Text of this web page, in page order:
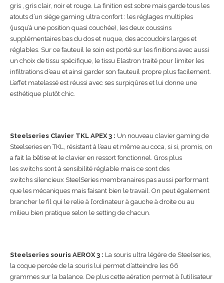
gris , gris clair, noir et rouge. La finition est sobre mais garde tous les
atouts d’un siège gaming ultra confort : les réglages multiples
(jusqu’à une position quasi couchée), les deux coussins
supplémentaires bas du dos et nuque, des accoudoirs larges et
réglables. Sur ce fauteuil le soin est porté sur les finitions avec aussi
un choix de tissu spécifique, le tissu Elastron traité pour limiter les
infiltrations d’eau et ainsi garder son fauteuil propre plus facilement.
L’effet matelassé est réussi avec ses surpiqûres et lui donne une
esthétique plutôt chic.
Steelseries Clavier TKL APEX 3 : Un nouveau clavier gaming de
Steelseries en TKL, résistant à l’eau et même au coca, si si, promis, on
a fait la bêtise et le clavier en ressort fonctionnel. Gros plus
les switchs sont à sensibilité réglable mais ce sont des
switchs silencieux SteelSeries membranaires pas aussi performant
que les mécaniques mais faisant bien le travail. On peut également
brancher le fil qui le relie à l’ordinateur à gauche à droite ou au
milieu bien pratique selon le setting de chacun.
Steelseries souris AEROX 3 : La souris ultra légère de Steelseries,
la coque percée de la souris lui permet d’atteindre les 66
grammes sur la balance. De plus cette aération permet à l’utilisateur